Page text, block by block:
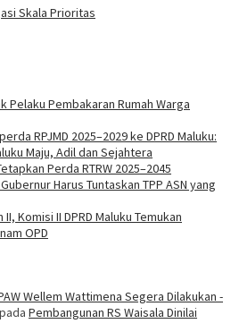
Skala Prioritas
Pelaku Pembakaran Rumah Warga
RPJMD 2025–2029 ke DPRD Maluku:
Maju, Adil dan Sejahtera
Perda RTRW 2025–2045
Harus Tuntaskan TPP ASN yang
Komisi II DPRD Maluku Temukan
OPD
Wellem Wattimena Segera Dilakukan -
pada Pembangunan RS Waisala Dinilai